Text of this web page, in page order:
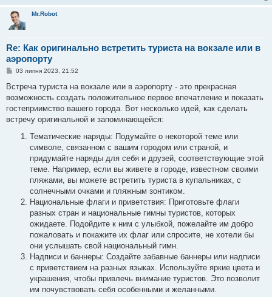
е
н
н
я
Mr.Robot
Re: Как оригинально встретить туриста на вокзале или в
аэропорту
П
в
д
о
л
03 липня 2023, 21:52
Встреча туриста на вокзале или в аэропорту - это прекрасная
возможность создать положительное первое впечатление и показать
гостеприимство вашего города. Вот несколько идей, как сделать
встречу оригинальной и запоминающейся:
Тематические наряды: Подумайте о некоторой теме или
символе, связанном с вашим городом или страной, и
придумайте наряды для себя и друзей, соответствующие этой
теме. Например, если вы живете в городе, известном своими
пляжами, вы можете встретить туриста в купальниках, с
солнечными очками и пляжным зонтиком.
Национальные флаги и приветствия: Приготовьте флаги
разных стран и национальные гимны туристов, которых
ожидаете. Подойдите к ним с улыбкой, пожелайте им добро
пожаловать и покажите их флаг или спросите, не хотели бы
они услышать свой национальный гимн.
Надписи и баннеры: Создайте забавные баннеры или надписи
с приветствием на разных языках. Используйте яркие цвета и
украшения, чтобы привлечь внимание туристов. Это позволит
им почувствовать себя особенными и желанными.